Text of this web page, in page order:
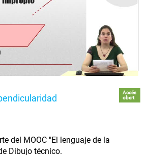
Accés
obert
del MOOC "El lenguaje de la
Dibujo técnico.